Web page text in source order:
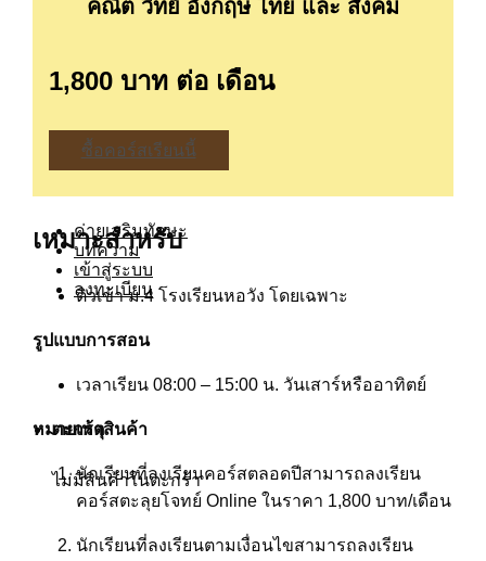
ค่ายเสริมทักษะ
บทความ
เข้าสู่ระบบ
ลงทะเบียน
ตะกร้าสินค้า
ไม่มีสินค้าในตะกร้า
คณิต วิทย์ อังกฤษ ไทย และ สังคม
1,800 บาท ต่อ เดือน
ซื้อคอร์สเรียนนี้
เหมาะสำหรับ
ติวเข้า ม.4 โรงเรียนหอวัง โดยเฉพาะ
รูปแบบการสอน
เวลาเรียน 08:00 – 15:00 น. วันเสาร์หรืออาทิตย์
หมายเหตุ
นักเรียนที่ลงเรียนคอร์สตลอดปีสามารถลงเรียน
คอร์สตะลุยโจทย์ Online ในราคา 1,800 บาท/เดือน
นักเรียนที่ลงเรียนตามเงื่อนไขสามารถลงเรียน